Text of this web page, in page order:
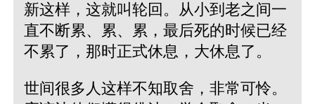
新这样，这就叫轮回。从小到老之间一
直不断累、累、累，最后死的时候已经
不累了，那时正式休息，大休息了。
世间很多人这样不知取舍，非常可怜。